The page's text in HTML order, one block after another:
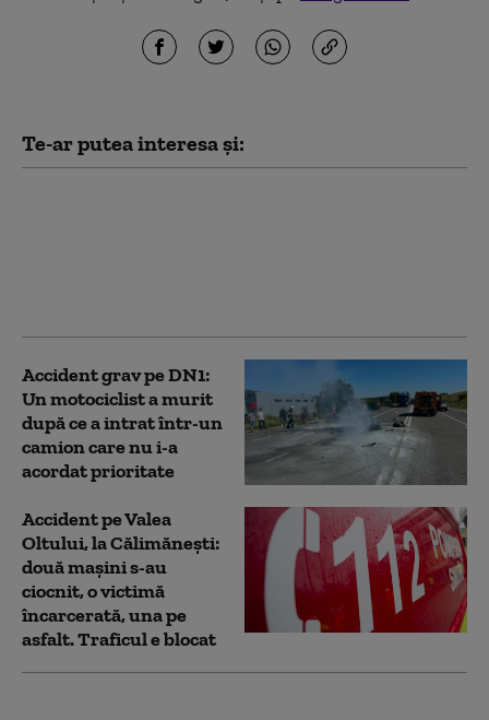
Te-ar putea interesa și:
Accident grav pe DN1:
Un motociclist a murit
după ce a intrat într-un
camion care nu i-a
acordat prioritate
Accident pe Valea
Oltului, la Călimănești:
două mașini s-au
ciocnit, o victimă
încarcerată, una pe
asfalt. Traficul e blocat